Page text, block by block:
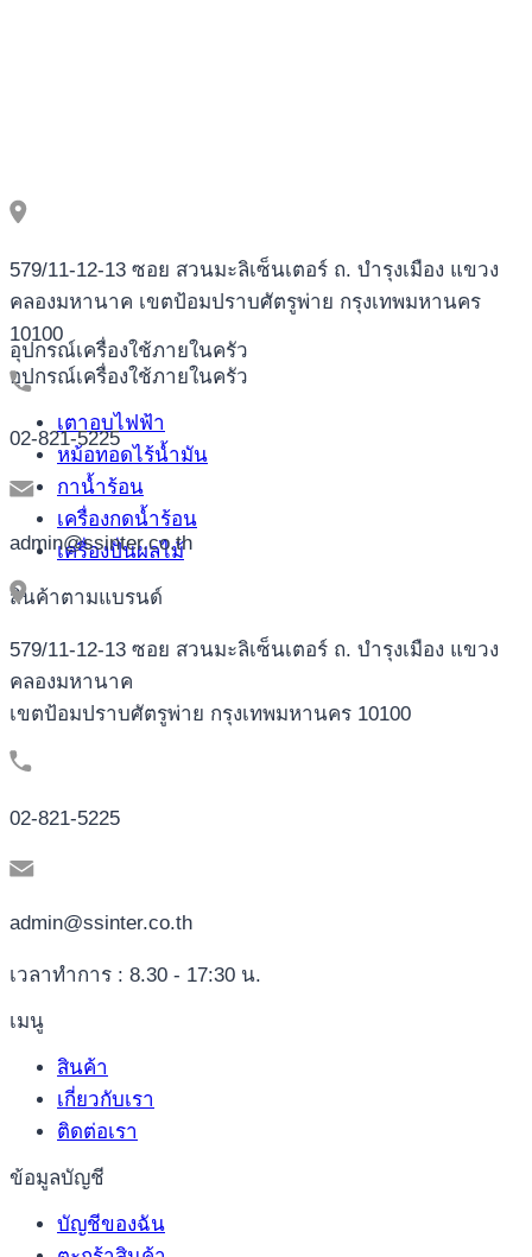
อุปกรณ์เครื่องใช้ภายในครัว
อุปกรณ์เครื่องใช้ภายในครัว
เตาอบไฟฟ้า
หม้อทอดไร้น้ำมัน
กาน้ำร้อน
เครื่องกดน้ำร้อน
เครื่องปั่นผลไม้
สินค้าตามแบรนด์
579/11-12-13 ซอย สวนมะลิเซ็นเตอร์ ถ. บำรุงเมือง แขวง
คลองมหานาค เขตป้อมปราบศัตรูพ่าย กรุงเทพมหานคร
10100
02-821-5225
admin@ssinter.co.th
579/11-12-13 ซอย สวนมะลิเซ็นเตอร์ ถ. บำรุงเมือง แขวง
คลองมหานาค
เขตป้อมปราบศัตรูพ่าย กรุงเทพมหานคร 10100
02-821-5225
admin@ssinter.co.th
เวลาทำการ : 8.30 - 17:30 น.
เมนู
สินค้า
เกี่ยวกับเรา
ติดต่อเรา
ข้อมูลบัญชี
บัญชีของฉัน